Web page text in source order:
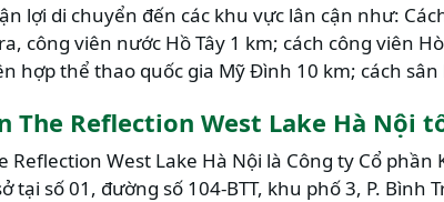
lợi di chuyển đến các khu vực lân cận như:
công viên nước Hồ Tây 1 km; cách công viên
hợp thể thao quốc gia Mỹ Đình 10 km; cách sân
The Reflection West Lake Hà Nội
Reflection West Lake Hà Nội là Công ty Cổ
tại số 01, đường số 104-BTT, khu phố 3, P. Bình